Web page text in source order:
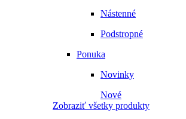
Nástenné
Podstropné
Ponuka
Novinky
Nové
Zobraziť všetky produkty